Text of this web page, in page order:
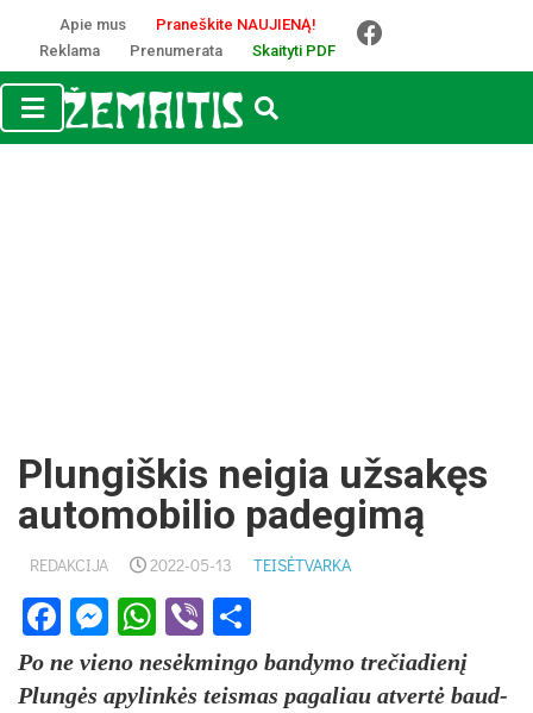
Apie mus
Praneškite NAUJIENĄ!
Reklama
Prenumerata Skaityti PDF
Plungiškis neigia užsakęs
automobilio padegimą
REDAKCIJA 2022-05-13 TEISĖTVARKA
Facebook
Messenger
WhatsApp
Viber
Po ne vie­no ne­sėkmin­go ban­dy­mo tre­čia­dienį
Plungės apy­linkės teis­mas pa­ga­liau at­vertė baud­